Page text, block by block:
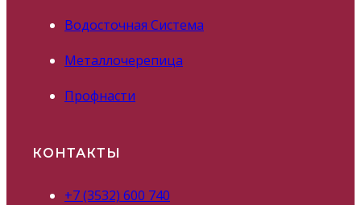
Водосточная Система
Металлочерепица
Профнасти
КОНТАКТЫ
+7 (3532) 600 740